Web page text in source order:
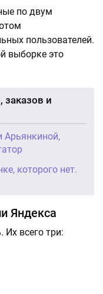
по двум
пользователей.
выборке это
и
Арьянкиной,
которого нет.
Яндекса
всего три: